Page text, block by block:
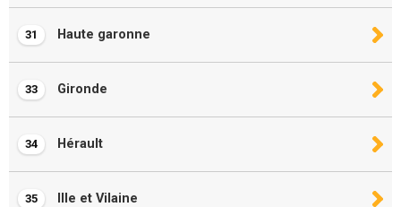
31 Haute garonne
33 Gironde
34 Hérault
35 Ille et Vilaine